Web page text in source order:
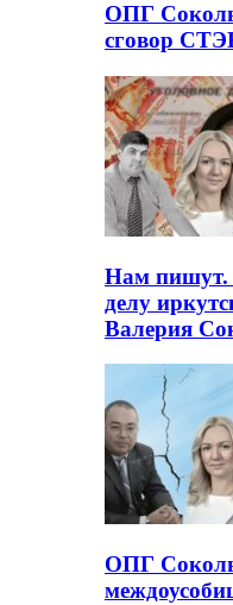
ОПГ
сговор
Нам пишут.
делу
Валерия
ОПГ